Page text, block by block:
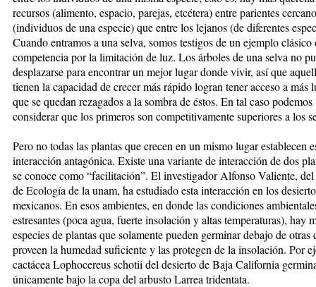
recursos (alimento, espacio, parejas, etcétera) entre parientes
(individuos de una especie) que entre los lejanos (de diferentes
Cuando entramos a una selva, somos testigos de un ejemplo clásico
competencia por la limitación de luz. Los árboles de una selva no
desplazarse para encontrar un mejor lugar donde vivir, así que
tienen la capacidad de crecer más rápido logran tener acceso a más
que se quedan rezagados a la sombra de éstos. En tal caso podemos
considerar que los primeros son competitivamente superiores a los
Pero no todas las plantas que crecen en un mismo lugar establecen
interacción antagónica. Existe una variante de interacción de dos
se conoce como “facilitación”. El investigador Alfonso Valiente,
de Ecología de la unam, ha estudiado esta interacción en los
mexicanos. En esos ambientes, en donde las condiciones
estresantes (poca agua, fuerte insolación y altas temperaturas), hay
especies de plantas que solamente pueden germinar debajo de otras
proveen la humedad suficiente y las protegen de la insolación. Por
cactácea Lophocereus schotii del desierto de Baja California
únicamente bajo la copa del arbusto Larrea tridentata.